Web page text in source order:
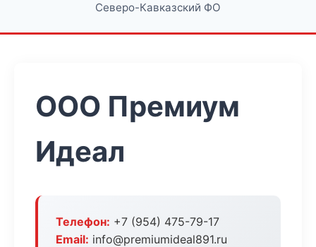
Северо-Кавказский ФО
ООО Премиум
Идеал
Телефон: +7 (954) 475-79-17
Email: info@premiumideal891.ru